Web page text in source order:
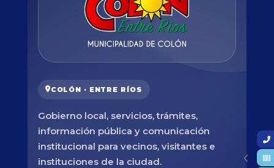
COLÓN · ENTRE RÍOS
Gobierno local, servicios, trámites,
información pública y comunicación
institucional para vecinos, visitantes e
instituciones de la ciudad.